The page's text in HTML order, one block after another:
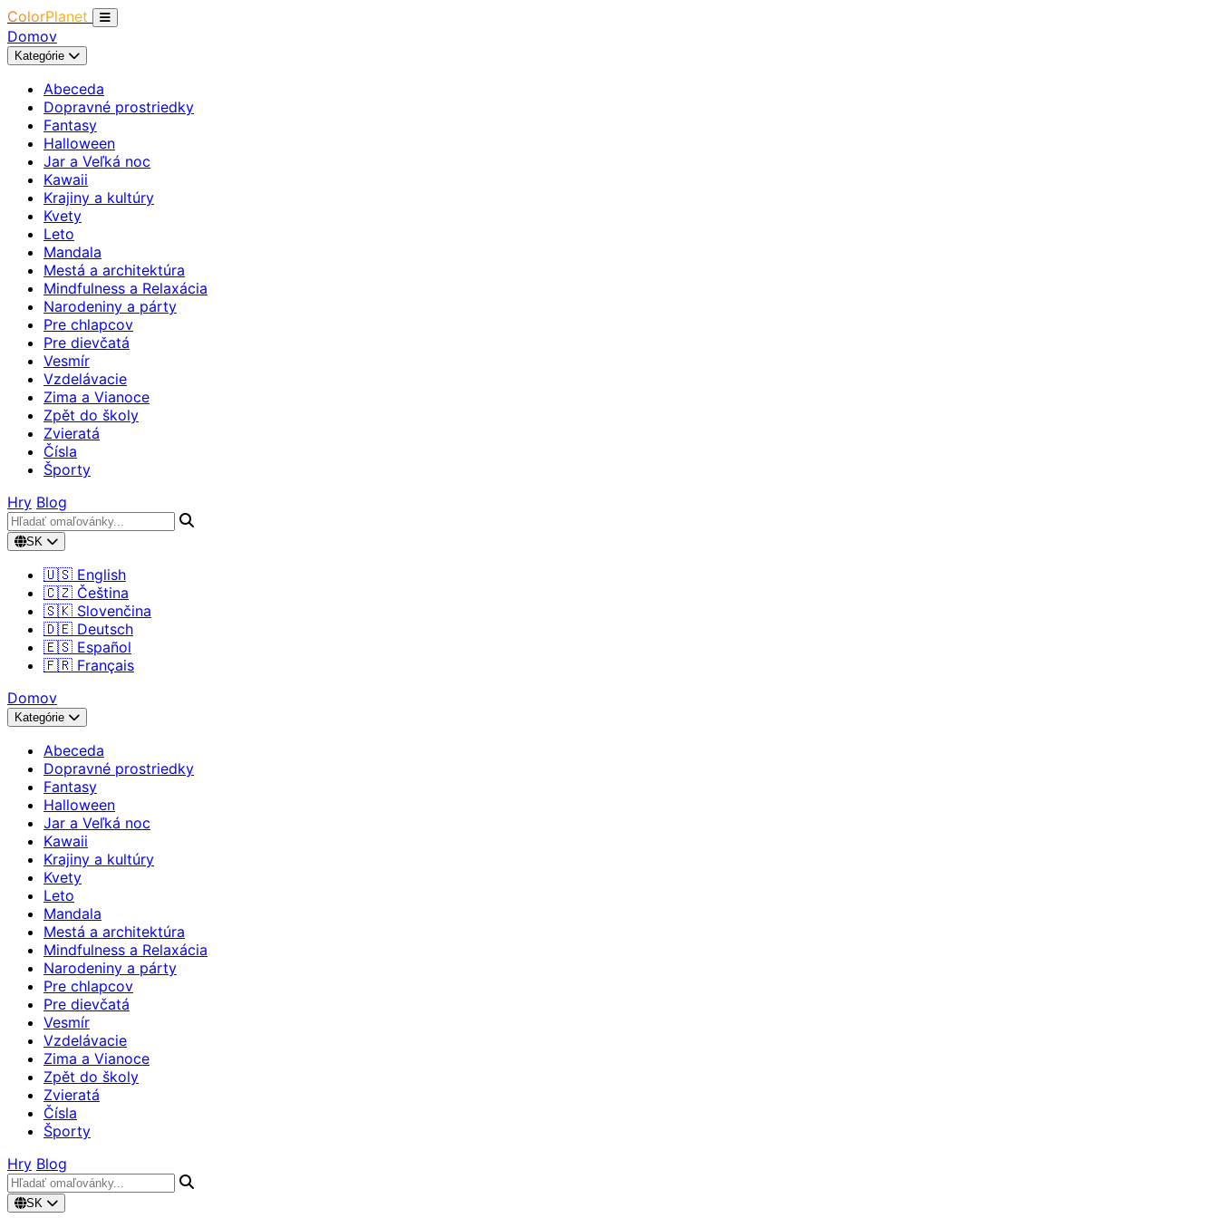
ColorPlanet
Domov
Kategórie
Abeceda
Dopravné prostriedky
Fantasy
Halloween
Jar a Veľká noc
Kawaii
Krajiny a kultúry
Kvety
Leto
Mandala
Mestá a architektúra
Mindfulness a Relaxácia
Narodeniny a párty
Pre chlapcov
Pre dievčatá
Vesmír
Vzdelávacie
Zima a Vianoce
Zpět do školy
Zvieratá
Čísla
Športy
Hry Blog
SK
🇺🇸 English
🇨🇿 Čeština
🇸🇰 Slovenčina
🇩🇪 Deutsch
🇪🇸 Español
🇫🇷 Français
Domov
Kategórie
Abeceda
Dopravné prostriedky
Fantasy
Halloween
Jar a Veľká noc
Kawaii
Krajiny a kultúry
Kvety
Leto
Mandala
Mestá a architektúra
Mindfulness a Relaxácia
Narodeniny a párty
Pre chlapcov
Pre dievčatá
Vesmír
Vzdelávacie
Zima a Vianoce
Zpět do školy
Zvieratá
Čísla
Športy
Hry Blog
SK